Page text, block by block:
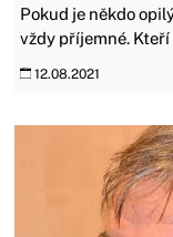
Pokud je někdo
vždy příjemné.
12.08.2021